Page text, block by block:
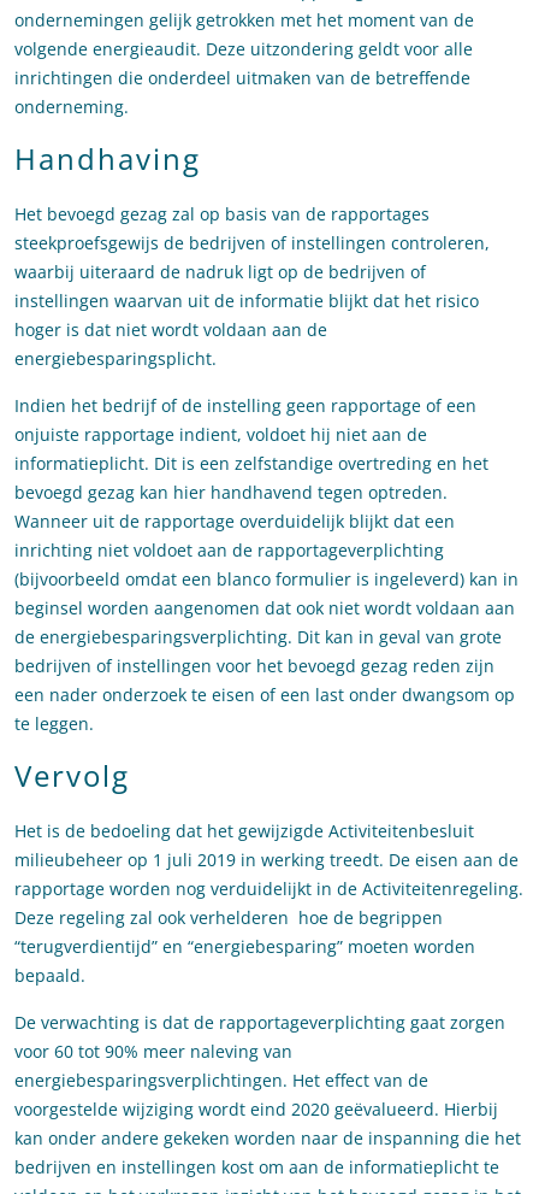
ondernemingen gelijk getrokken met het moment van de
volgende energieaudit. Deze uitzondering geldt voor alle
inrichtingen die onderdeel uitmaken van de betreffende
onderneming.
Handhaving
Het bevoegd gezag zal op basis van de rapportages
steekproefsgewijs de bedrijven of instellingen controleren,
waarbij uiteraard de nadruk ligt op de bedrijven of
instellingen waarvan uit de informatie blijkt dat het risico
hoger is dat niet wordt voldaan aan de
energiebesparingsplicht.
Indien het bedrijf of de instelling geen rapportage of een
onjuiste rapportage indient, voldoet hij niet aan de
informatieplicht. Dit is een zelfstandige overtreding en het
bevoegd gezag kan hier handhavend tegen optreden.
Wanneer uit de rapportage overduidelijk blijkt dat een
inrichting niet voldoet aan de rapportageverplichting
(bijvoorbeeld omdat een blanco formulier is ingeleverd) kan in
beginsel worden aangenomen dat ook niet wordt voldaan aan
de energiebesparingsverplichting. Dit kan in geval van grote
bedrijven of instellingen voor het bevoegd gezag reden zijn
een nader onderzoek te eisen of een last onder dwangsom op
te leggen.
Vervolg
Het is de bedoeling dat het gewijzigde Activiteitenbesluit
milieubeheer op 1 juli 2019 in werking treedt. De eisen aan de
rapportage worden nog verduidelijkt in de Activiteitenregeling.
Deze regeling zal ook verhelderen hoe de begrippen
“terugverdientijd” en “energiebesparing” moeten worden
bepaald.
De verwachting is dat de rapportageverplichting gaat zorgen
voor 60 tot 90% meer naleving van
energiebesparingsverplichtingen. Het effect van de
voorgestelde wijziging wordt eind 2020 geëvalueerd. Hierbij
kan onder andere gekeken worden naar de inspanning die het
bedrijven en instellingen kost om aan de informatieplicht te